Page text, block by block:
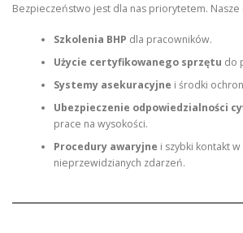
Bezpieczeństwo jest dla nas priorytetem. Nasze
Szkolenia BHP dla pracowników.
Użycie certyfikowanego sprzętu do
Systemy asekuracyjne i środki
Ubezpieczenie odpowiedzialności
prace na wysokości.
Procedury awaryjne i szybki kontakt
nieprzewidzianych zdarzeń.